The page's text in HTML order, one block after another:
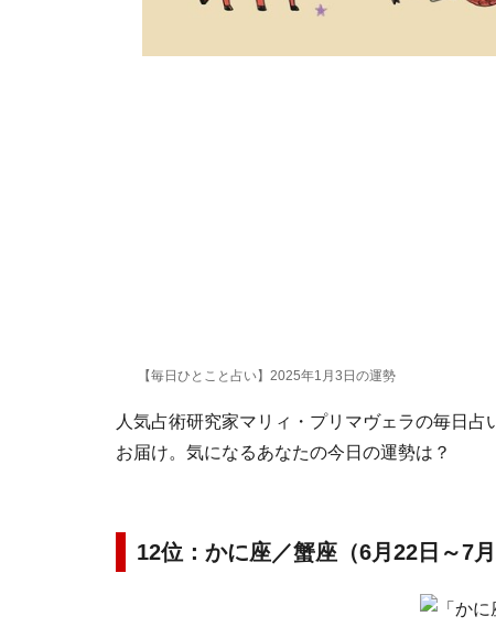
【毎日ひとこと占い】2025年1月3日の運勢
人気占術研究家マリィ・プリマヴェラの毎日
お届け。気になるあなたの今日の運勢は？
12位：かに座／蟹座（6月22日～7月